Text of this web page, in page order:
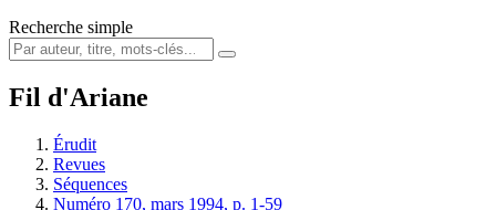
Recherche simple
Fil d'Ariane
Érudit
Revues
Séquences
Numéro 170, mars 1994, p. 1-59